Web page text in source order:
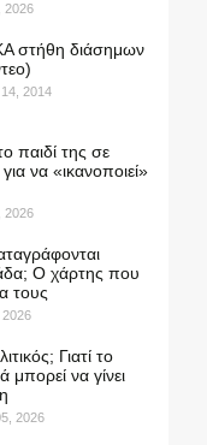
2026
στήθη διάσημων
2014
παιδί της σε
να «ικανοποιεί»
2026
Ο χάρτης που
τους
2026
Γιατί το
να γίνει
2026